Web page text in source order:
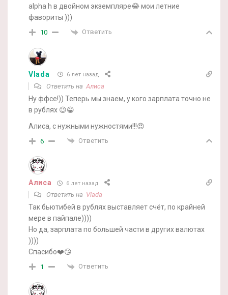
alpha h в двойном экземпляре😂 мои летние
фавориты )))
10 Ответить
Vlada 6 лет назад
Ответить на Алиса
Ну ффсе!)) Теперь мы знаем, у кого зарплата точно не
в рублях 😉😁
Алиса, с нужными нужностями!!!😍
6 Ответить
Алиса 6 лет назад
Ответить на Vlada
Так бьютибей в рублях выставляет счёт, по крайней
мере в пайпале))))
Но да, зарплата по большей части в других валютах
))))
Спасибо❤️😘
1 Ответить